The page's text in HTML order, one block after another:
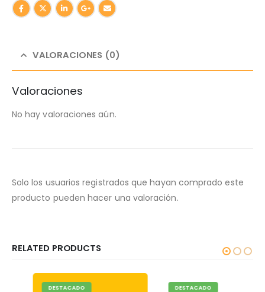
VALORACIONES (0)
Valoraciones
No hay valoraciones aún.
Solo los usuarios registrados que hayan comprado este
producto pueden hacer una valoración.
RELATED PRODUCTS
DESTACADO DESTACADO